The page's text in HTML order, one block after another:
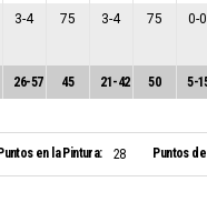
3-4 75 3-4 75 0-0
26-57 45 21 -42 50 5-
en la Pintura: 28